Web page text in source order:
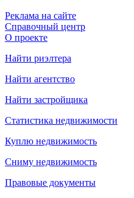
Реклама на сайте
Справочный центр
О проекте
Найти риэлтера
Найти агентство
Найти застройщика
Статистика недвижимости
Куплю недвижимость
Сниму недвижимость
Правовые документы